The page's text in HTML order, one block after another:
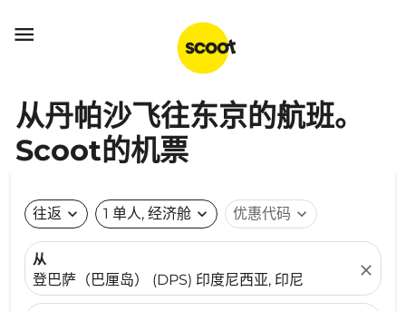

从丹帕沙飞往东京的航班。
Scoot的机票
往返 expand_more 1 单人, 经济舱 expand_more 优惠代码 expand_more
从
登巴萨（巴厘岛） (DPS) 印度尼西亚, 印尼
close